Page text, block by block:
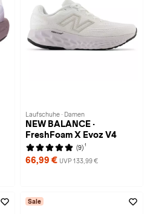
Laufschuhe · Damen
NEW BALANCE ·
FreshFoam X Evoz V4
(9) 1
66,99 € UVP 133,99 €
Sale